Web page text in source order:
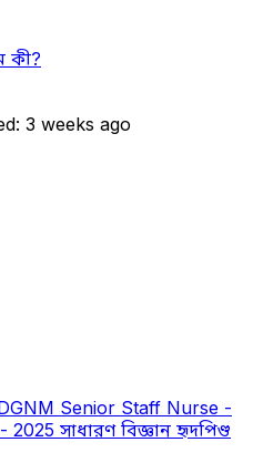
কী?
3 weeks ago
Senior Staff Nurse -
2025 সাধারণ বিজ্ঞান হৃদপিণ্ড